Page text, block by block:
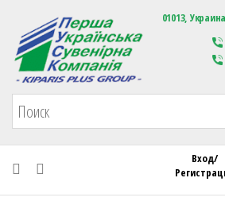
Первая Украинская Сувенирная
01013,
Вход/